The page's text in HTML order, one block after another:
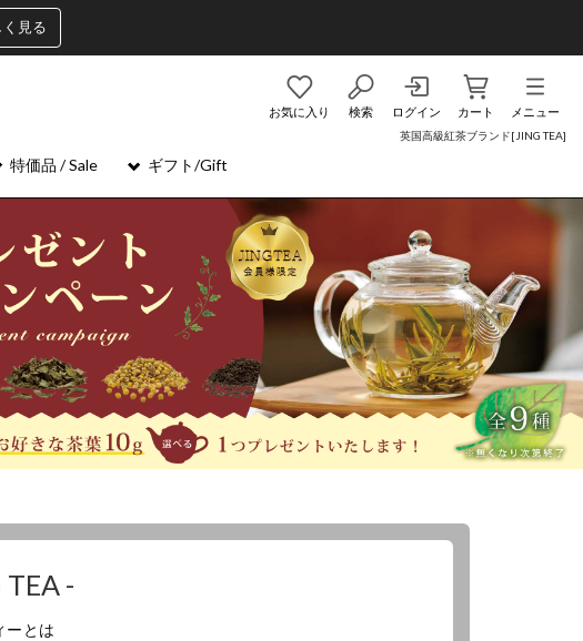
く見る
英国高級紅茶ブランド[JING TEA]
お気に入り 検索 ログイン カート メニュー
特価品 / Sale ギフト/Gift
-
ーとは